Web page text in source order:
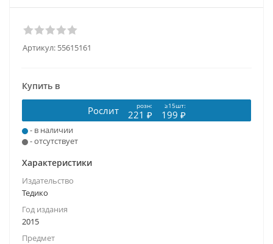
Артикул: 55615161
Купить в
Рослит розн: ≥15шт:
221 ₽ 199 ₽
- в наличии
- отсутствует
Характеристики
Издательство
Тедико
Год издания
2015
Предмет